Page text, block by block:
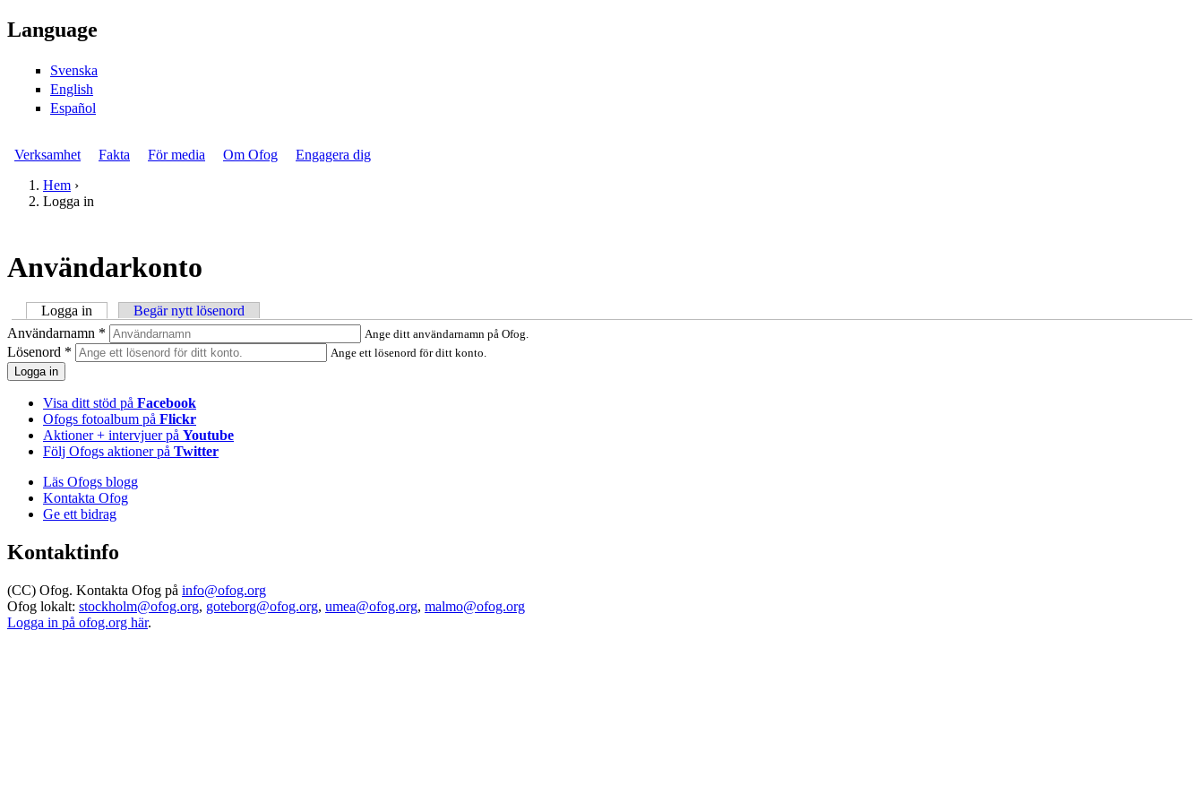
Gå till huvudinnehåll
Language
Svenska
English
Español
Huvudmeny
Verksamhet Fakta För media Om Ofog Engagera dig
Du är här
Hem ›
Logga in
Användarkonto
Primära flikar
Logga in (aktiv flik)Begär nytt lösenord
Användarnamn * Ange ditt användarnamn på Ofog.
Lösenord * Ange ett lösenord för ditt konto.
Visa ditt stöd på Facebook
Ofogs fotoalbum på Flickr
Aktioner + intervjuer på Youtube
Följ Ofogs aktioner på Twitter
Läs Ofogs blogg
Kontakta Ofog
Ge ett bidrag
Kontaktinfo
(CC) Ofog. Kontakta Ofog på info@ofog.org
Ofog lokalt: stockholm@ofog.org, goteborg@ofog.org, umea@ofog.org, malmo@ofog.org
Logga in på ofog.org här.